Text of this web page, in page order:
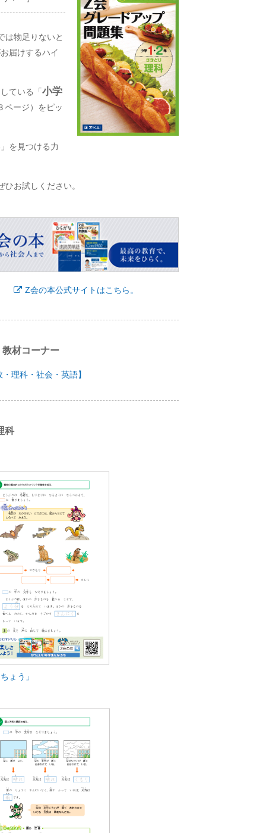
は物足りないと
届けするハイ
ている「 小学
ページ）をピッ
を見つける力
お試しください。
Z会の本公式サイトはこちら。
材コーナー
理科・社会・英語】
科
ょう」